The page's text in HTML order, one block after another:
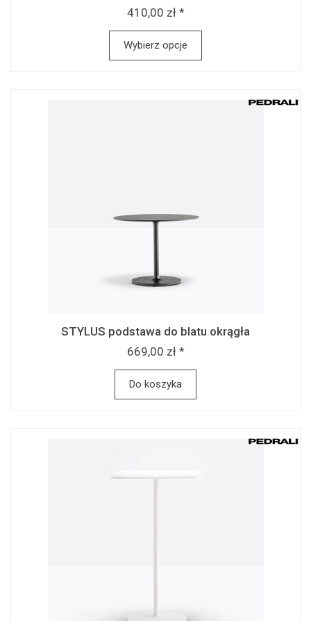
410,00 zł *
Wybierz opcje
STYLUS podstawa do blatu okrągła
669,00 zł *
Do koszyka